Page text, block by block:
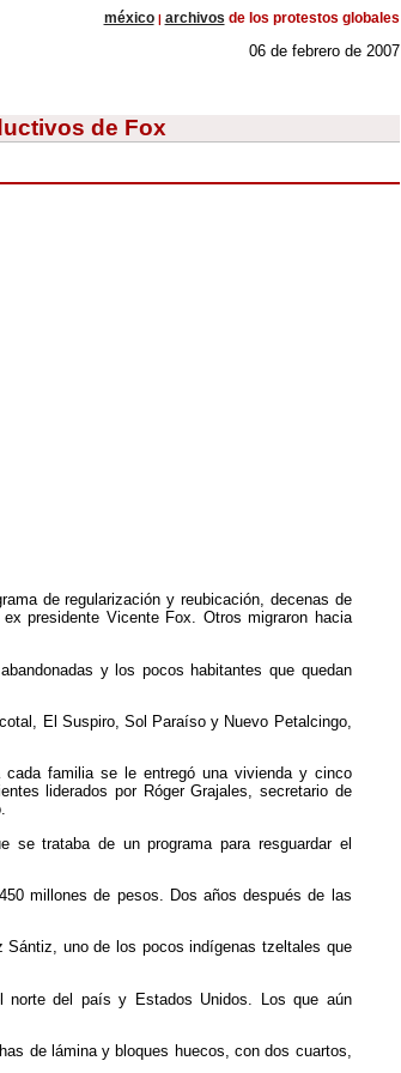
méxico | archivos de los protestos globales
06 de febrero de 2007
de Fox
de regularización y reubicación, decenas de
presidente Vicente Fox. Otros migraron hacia
y los pocos habitantes que quedan
El Suspiro, Sol Paraíso y Nuevo Petalcingo,
familia se le entregó una vivienda y cinco
liderados por Róger Grajales, secretario de
se trataba de un programa para resguardar el
millones de pesos. Dos años después de las
Sántiz, uno de los pocos indígenas tzeltales que
norte del país y Estados Unidos. Los que aún
de lámina y bloques huecos, con dos cuartos,